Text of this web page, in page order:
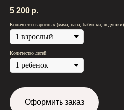
5 200 р.
Количество взрослых (мама, папа, бабушки, дедушки)
Количество детей
Оформить заказ